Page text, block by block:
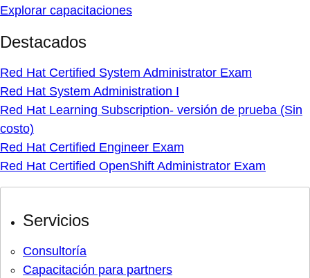
Explorar capacitaciones
Destacados
Red Hat Certified System Administrator Exam
Red Hat System Administration I
Red Hat Learning Subscription- versión de prueba (Sin
costo)
Red Hat Certified Engineer Exam
Red Hat Certified OpenShift Administrator Exam
Servicios
Consultoría
Capacitación para partners